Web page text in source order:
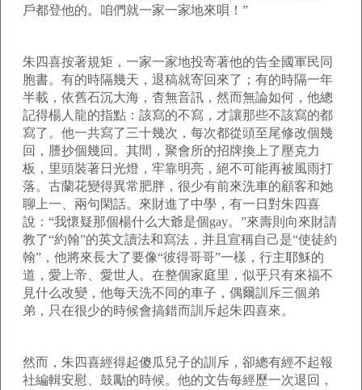
戶都登他的。咱們就一家一家地來唄！”
朱四喜按著規矩，一家一家地投寄著他的告全國軍民同
胞書。有的時隔幾天，退稿就寄回來了；有的時隔一年
半載，依舊石沉大海，杳無音訊，然而無論如何，他總
記得楊人龍的指點：該寫的不寫，才讓那些不該寫的都
寫了。他一共寫了三十幾次，每次都從頭至尾修改個幾
回，謄抄個幾回。其間，聚會所的招牌換上了壓克力
板，里頭裝著日光燈，牢靠明亮，絕不可能再被風雨打
落。古蘭花變得異常肥胖，很少有前來洗車的顧客和她
聊上一、兩句閑話。來財進了中學，有一日對朱四喜
說：“我懷疑那個楊什么大爺是個 gay。”來壽則向來財請
教了“約翰”的英文讀法和寫法，并且宣稱自己是“使徒約
翰”，他將來長大了要像“彼得哥哥”一樣，行主耶穌的
道，愛上帝、愛世人。在整個家庭里，似乎只有來福不
見什么改變，他每天洗不同的車子，偶爾訓斥三個弟
弟，只在很少的時候會搞錯而訓斥起朱四喜來。
然而，朱四喜經得起傻瓜兒子的訓斥，卻總有經不起報
社編輯安慰、鼓勵的時候。他的文告每經歷一次退回，